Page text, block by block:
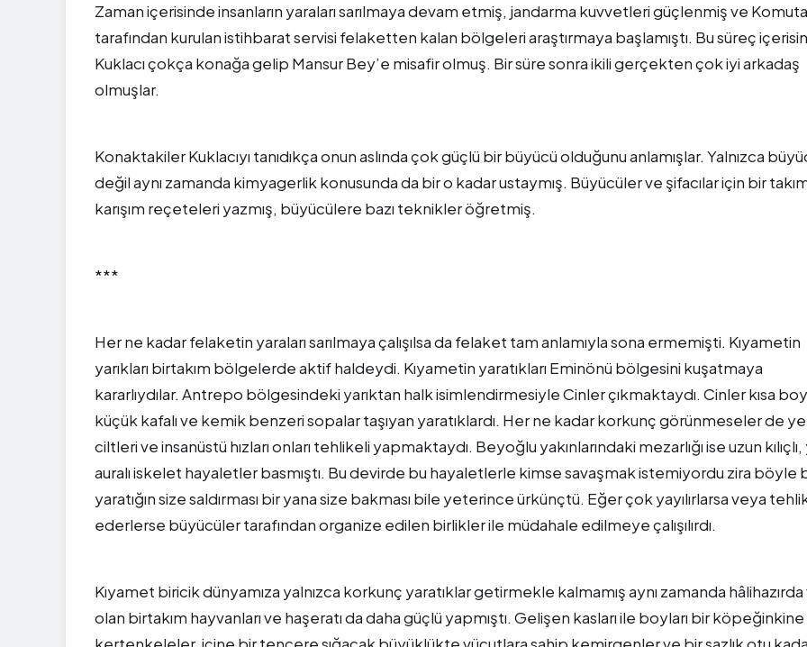
Zaman içerisinde insanların yaraları sarılmaya devam etmiş, jandarma kuvvetleri güçlenmiş ve
tarafından kurulan istihbarat servisi felaketten kalan bölgeleri araştırmaya başlamıştı. Bu süreç
Kuklacı çokça konağa gelip Mansur Bey’e misafir olmuş. Bir süre sonra ikili gerçekten çok iyi arkadaş
olmuşlar.
Konaktakiler Kuklacıyı tanıdıkça onun aslında çok güçlü bir büyücü olduğunu anlamışlar. Yalnızca
değil aynı zamanda kimyagerlik konusunda da bir o kadar ustaymış. Büyücüler ve şifacılar için bir
karışım reçeteleri yazmış, büyücülere bazı teknikler öğretmiş.
***
Her ne kadar felaketin yaraları sarılmaya çalışılsa da felaket tam anlamıyla sona ermemişti. Kıyametin
yarıkları birtakım bölgelerde aktif haldeydi. Kıyametin yaratıkları Eminönü bölgesini kuşatmaya
kararlıydılar. Antrepo bölgesindeki yarıktan halk isimlendirmesiyle Cinler çıkmaktaydı. Cinler kısa
küçük kafalı ve kemik benzeri sopalar taşıyan yaratıklardı. Her ne kadar korkunç görünmeseler de
ciltleri ve insanüstü hızları onları tehlikeli yapmaktaydı. Beyoğlu yakınlarındaki mezarlığı ise uzun
auralı iskelet hayaletler basmıştı. Bu devirde bu hayaletlerle kimse savaşmak istemiyordu zira böyle
yaratığın size saldırması bir yana size bakması bile yeterince ürkünçtü. Eğer çok yayılırlarsa veya
ederlerse büyücüler tarafından organize edilen birlikler ile müdahale edilmeye çalışılırdı.
Kıyamet biricik dünyamıza yalnızca korkunç yaratıklar getirmekle kalmamış aynı zamanda hâlihazırda
olan birtakım hayvanları ve haşeratı da daha güçlü yapmıştı. Gelişen kasları ile boyları bir köpeğinkine